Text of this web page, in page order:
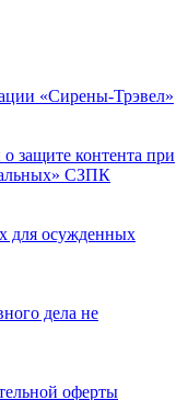
«Сирены-Трэвел»
защите контента при
СЗПК
для осужденных
дела не
оферты